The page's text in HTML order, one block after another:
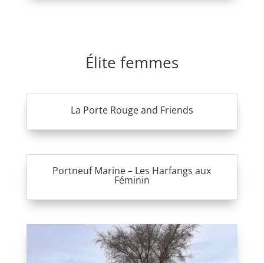
Élite femmes
La Porte Rouge and Friends
Portneuf Marine – Les Harfangs aux
Féminin